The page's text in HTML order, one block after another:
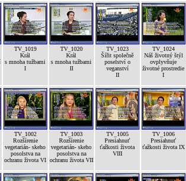
TV_1019
Král
s mnoha tužbami
I
TV_1020
Král
s mnoha tužbami
II
TV_1023
Šířit společně
poselství o
veganství
II
TV_1024
Náš životný štýl
ovplyvňuje
životné prostredie
I
TV_1002
Rozšírenie
vegetarián- skeho
posolstva na
ochranu života VI
TV_1003
Rozšírenie
vegetarián- skeho
posolstva na
ochranu života VII
TV_1005
Presiahnuť
ťažkosti života
VIII
TV_1006
Presiahnuť
ťažkosti života IX